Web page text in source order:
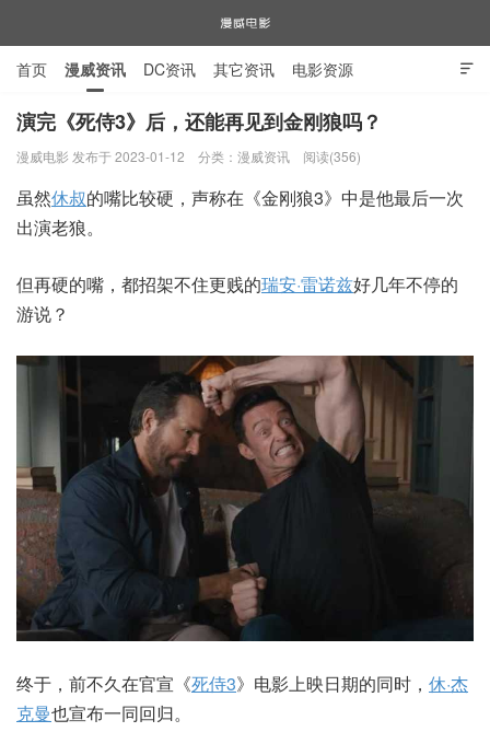

首页 漫威资讯 DC资讯 其它资讯 电影资源
电视剧资源 漫威图片
演完《死侍3》后，还能再见到金刚狼吗？
漫威电影 发布于 2023-01-12 分类： 漫威资讯 阅读(356)
虽然休叔的嘴比较硬，声称在《金刚狼3》中是他最后一次
出演老狼。
但再硬的嘴，都招架不住更贱的瑞安·雷诺兹好几年不停的
游说？
终于，前不久在官宣《死侍3》电影上映日期的同时， 休·杰
克曼也宣布一同回归。